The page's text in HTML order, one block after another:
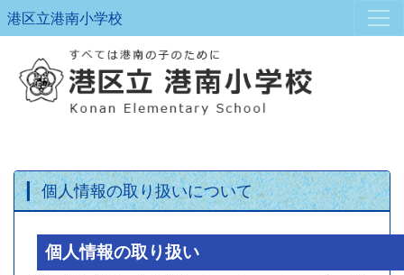
港区立港南小学校
個人情報の取り扱いについて
個人情報の取り扱い